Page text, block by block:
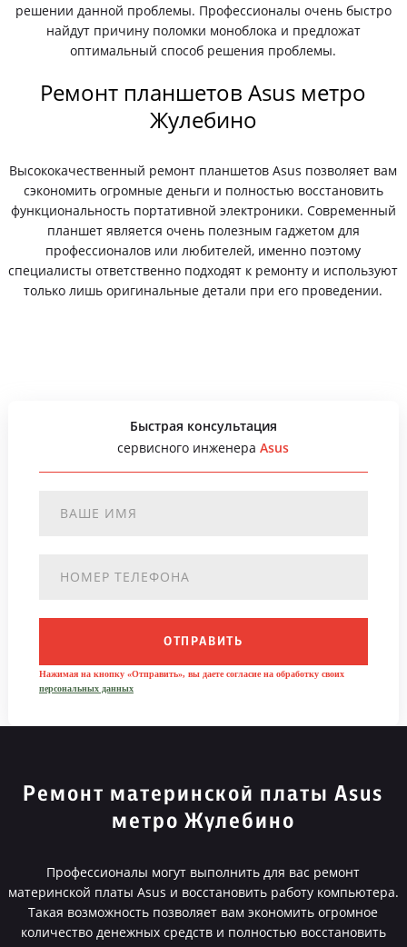
решении данной проблемы. Профессионалы очень быстро
найдут причину поломки моноблока и предложат
оптимальный способ решения проблемы.
Ремонт планшетов Asus метро
Жулебино
Высококачественный ремонт планшетов Asus позволяет вам
сэкономить огромные деньги и полностью восстановить
функциональность портативной электроники. Современный
планшет является очень полезным гаджетом для
профессионалов или любителей, именно поэтому
специалисты ответственно подходят к ремонту и используют
только лишь оригинальные детали при его проведении.
Быстрая консультация
сервисного инженераAsus
ОТПРАВИТЬ
Нажимая на кнопку «Отправить», вы даете согласие на обработку своих
персональных данных
Ремонт материнской платы Asus
метро Жулебино
Профессионалы могут выполнить для вас ремонт
материнской платы Asus и восстановить работу компьютера.
Такая возможность позволяет вам экономить огромное
количество денежных средств и полностью восстановить